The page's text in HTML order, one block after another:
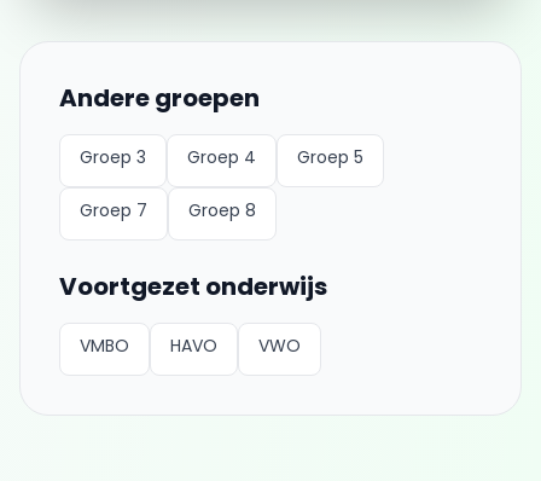
Andere groepen
Groep 3 Groep 4 Groep 5
Groep 7 Groep 8
Voortgezet onderwijs
VMBO HAVO VWO